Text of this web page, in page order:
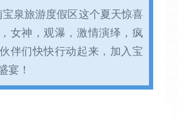
泉旅游度假区这个夏天惊喜
女神，观瀑，激情演绎，疯
伴们快快行动起来，加入宝
宴！